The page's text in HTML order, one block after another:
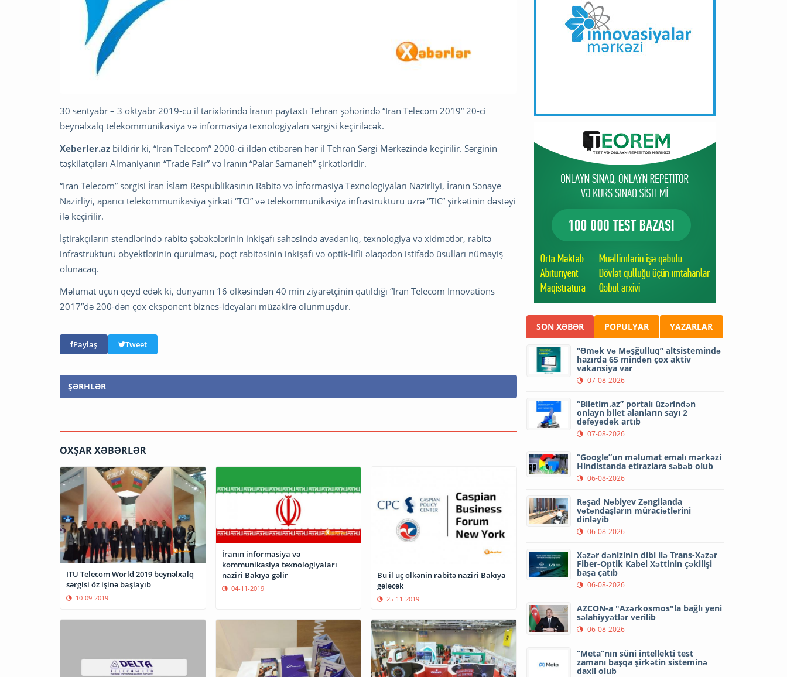
30 sentyabr – 3 oktyabr 2019-cu il tarixlərində İranın paytaxtı Tehran şəhərində “Iran Telecom 2019” 20-ci
beynəlxalq telekommunikasiya və informasiya texnologiyaları sərgisi keçiriləcək.
Xeberler.az bildirir ki, “Iran Telecom” 2000-ci ildən etibarən hər il Tehran Sərgi Mərkəzində keçirilir. Sərginin
təşkilatçıları Almaniyanın “Trade Fair” və İranın “Palar Samaneh” şirkətləridir.
“Iran Telecom” sərgisi İran İslam Respublikasının Rabitə və İnformasiya Texnologiyaları Nazirliyi, İranın Sənaye
Nazirliyi, aparıcı telekommunikasiya şirkəti “TCI” və telekommunikasiya infrastrukturu üzrə “TIC” şirkətinin dəstəyi
ilə keçirilir.
İştirakçıların stendlərində rabitə şəbəkələrinin inkişafı sahəsində avadanlıq, texnologiya və xidmətlər, rabitə
infrastrukturu obyektlərinin qurulması, poçt rabitəsinin inkişafı və optik-lifli əlaqədən istifadə üsulları nümayiş
olunacaq.
Məlumat üçün qeyd edək ki, dünyanın 16 ölkəsindən 40 min ziyarətçinin qatıldığı “Iran Telecom Innovations
2017”də 200-dən çox eksponent biznes-ideyaları müzakirə olunmuşdur.
Paylaş Tweet
ŞƏRHLƏR
OXŞAR XƏBƏRLƏR
ITU Telecom World 2019 beynəlxalq
sərgisi öz işinə başlayıb
10-09-2019
İranın informasiya və
kommunikasiya texnologiyaları
naziri Bakıya gəlir
04-11-2019
Bu il üç ölkənin rabitə naziri Bakıya
gələcək
25-11-2019
SON XƏBƏR POPULYAR YAZARLAR
“Əmək və Məşğulluq” altsistemində
hazırda 65 mindən çox aktiv
vakansiya var
07-08-2026
“Biletim.az” portalı üzərindən
onlayn bilet alanların sayı 2
dəfəyədək artıb
07-08-2026
“Google”un məlumat emalı mərkəzi
Hindistanda etirazlara səbəb olub
06-08-2026
Rəşad Nəbiyev Zəngilanda
vətəndaşların müraciətlərini
dinləyib
06-08-2026
Xəzər dənizinin dibi ilə Trans-Xəzər
Fiber-Optik Kabel Xəttinin çəkilişi
başa çatıb
06-08-2026
AZCON-a "Azərkosmos"la bağlı yeni
səlahiyyətlər verilib
06-08-2026
“Meta”nın süni intellekti test
zamanı başqa şirkətin sisteminə
daxil olub